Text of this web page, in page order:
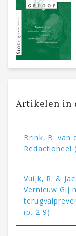
Artikelen in
Brink, B. van
Redactioneel
Vuijk, R. &
Vernieuw Gij
(p. 2-9)